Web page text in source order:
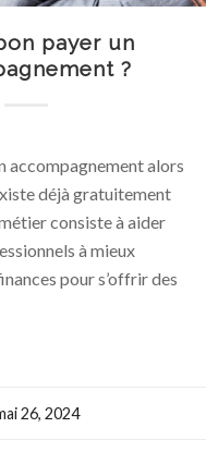
payer un
?
accompagnement alors
déjà gratuitement
consiste à aider
à mieux
pour s’offrir des
26, 2024